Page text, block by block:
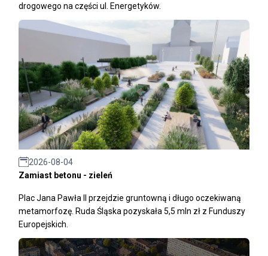
drogowego na części ul. Energetyków.
2026-08-04
Zamiast betonu - zieleń
Plac Jana Pawła II przejdzie gruntowną i długo oczekiwaną
metamorfozę. Ruda Śląska pozyskała 5,5 mln zł z Funduszy
Europejskich.